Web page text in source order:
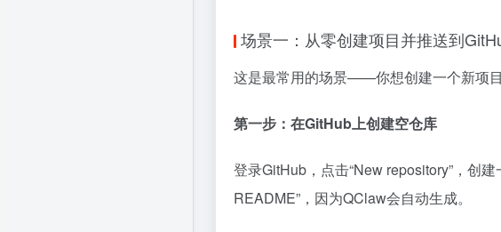
场景一：从零创建项目并推送到
这是最常用的场景——你想创建一个新项
第一步：在GitHub上创建空仓库
登录GitHub，点击“New repository”，创
README”，因为QClaw会自动生成。